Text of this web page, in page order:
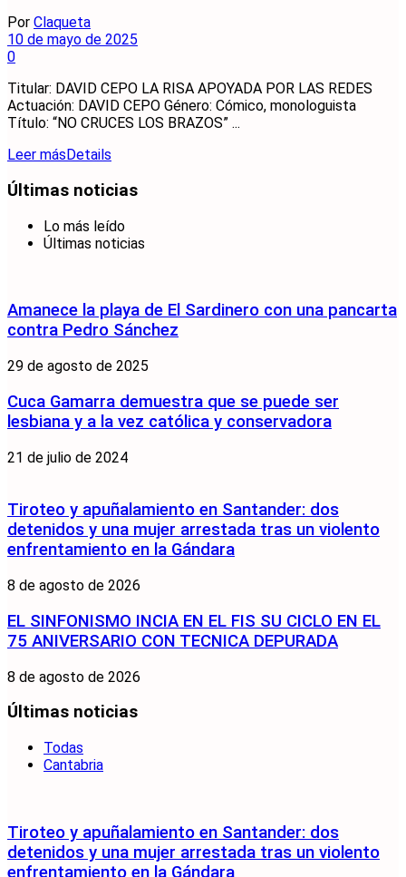
Por Claqueta
10 de mayo de 2025
0
Titular: DAVID CEPO LA RISA APOYADA POR LAS REDES
Actuación: DAVID CEPO Género: Cómico, monologuista
Título: “NO CRUCES LOS BRAZOS” ...
Leer más Details
Últimas noticias
Lo más leído
Últimas noticias
Amanece la playa de El Sardinero con una pancarta
contra Pedro Sánchez
29 de agosto de 2025
Cuca Gamarra demuestra que se puede ser
lesbiana y a la vez católica y conservadora
21 de julio de 2024
Tiroteo y apuñalamiento en Santander: dos
detenidos y una mujer arrestada tras un violento
enfrentamiento en la Gándara
8 de agosto de 2026
EL SINFONISMO INCIA EN EL FIS SU CICLO EN EL
75 ANIVERSARIO CON TECNICA DEPURADA
8 de agosto de 2026
Últimas noticias
Todas
Cantabria
Tiroteo y apuñalamiento en Santander: dos
detenidos y una mujer arrestada tras un violento
enfrentamiento en la Gándara